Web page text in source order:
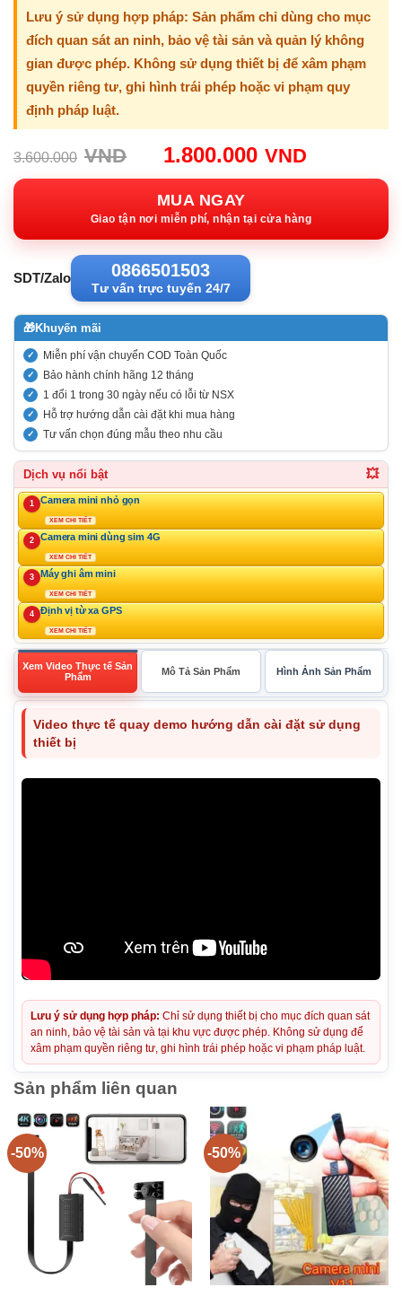
Lưu ý sử dụng hợp pháp: Sản phẩm chỉ dùng cho mục
đích quan sát an ninh, bảo vệ tài sản và quản lý không
gian được phép. Không sử dụng thiết bị để xâm phạm
quyền riêng tư, ghi hình trái phép hoặc vi phạm quy
định pháp luật.
3.600.000 VND
Giá
gốc:
3.600.000VND.
1.800.000 VND
hiện
MUA NGAY
Giao tận nơi miễn phí, nhận tại cửa hàng
SDT/Zalo 0866501503
Tư vấn trực tuyến 24/7
🎁Khuyến mãi
Miễn phí vận chuyển COD Toàn Quốc
Bảo hành chính hãng 12 tháng
1 đổi 1 trong 30 ngày nếu có lỗi từ NSX
Hỗ trợ hướng dẫn cài đặt khi mua hàng
Tư vấn chọn đúng mẫu theo nhu cầu
Dịch vụ nổi bật 💥
1 Camera mini nhỏ gọn
XEM CHI TIẾT
2 Camera mini dùng sim 4G
XEM CHI TIẾT
3 Máy ghi âm mini
XEM CHI TIẾT
4 Định vị từ xa GPS
XEM CHI TIẾT
Xem Video Thực tế Sản
Phẩm
Mô Tả Sản Phẩm Hình Ảnh Sản Phẩm
Video thực tế quay demo hướng dẫn cài đặt sử dụng
thiết bị
Lưu ý sử dụng hợp pháp: Chỉ sử dụng thiết bị cho mục đích quan sát
an ninh, bảo vệ tài sản và tại khu vực được phép. Không sử dụng để
xâm phạm quyền riêng tư, ghi hình trái phép hoặc vi phạm pháp luật.
Sản phẩm liên quan
-50% -50%